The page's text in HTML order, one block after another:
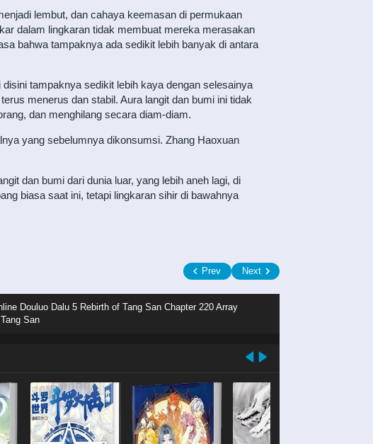
lembut, dan cahaya keemasan di permukaan
dalam lingkaran tidak membuat mereka merasakan
bahwa tampaknya ada sedikit lebih banyak di antara
tampaknya sedikit lebih kaya dengan selesainya
menerus dan stabil. Aura langit dan bumi ini tidak
dan menghilang secara diam-diam.
yang sebelumnya dikonsumsi. Zhang Haoxuan
dan bumi dari dunia luar, yang lebih aneh lagi, di
biasa saat ini, tetapi lingkaran sihir di bawahnya
Prev Next
Douluo Dalu 5 Rebirth of Tang San Chapter 220 Array
San